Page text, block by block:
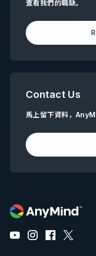
查看我們的職缺。
Contact Us
馬上留下資料，